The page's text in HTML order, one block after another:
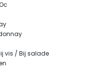
vis / Bij salade